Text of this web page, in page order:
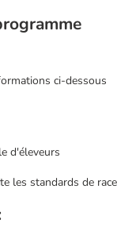
ci-dessous
d'éleveurs
les standards de race